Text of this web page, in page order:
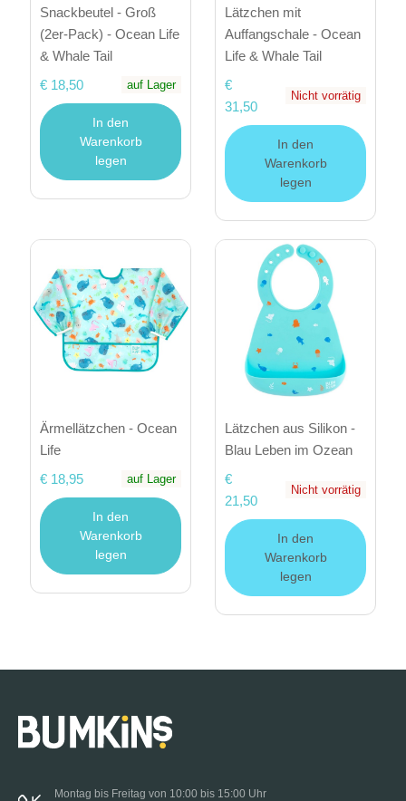
Snackbeutel - Groß
(2er-Pack) - Ocean Life
& Whale Tail
€ 18,50
auf Lager
In den
Warenkorb
legen
Lätzchen mit
Auffangschale - Ocean
Life & Whale Tail
€
31,50
Nicht vorrätig
In den
Warenkorb
legen
Ärmellätzchen - Ocean
Life
€ 18,95
auf Lager
In den
Warenkorb
legen
Lätzchen aus Silikon -
Blau Leben im Ozean
€
21,50
Nicht vorrätig
In den
Warenkorb
legen
Montag bis Freitag von 10:00 bis 15:00 Uhr